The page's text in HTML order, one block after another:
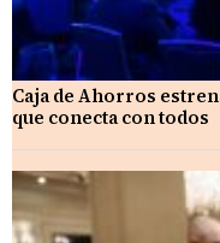
Caja de Ahorros
que conecta con todos